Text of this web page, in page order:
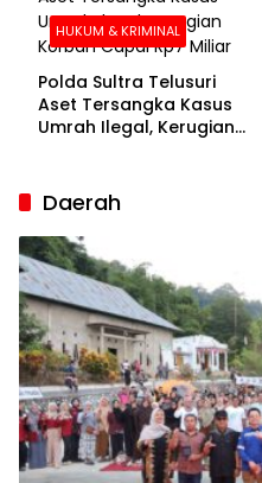
HUKUM & KRIMINAL
Polda Sultra Telusuri
Aset Tersangka Kasus
Umrah Ilegal, Kerugian
Daerah